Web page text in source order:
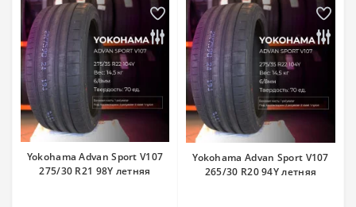
Yokohama Advan Sport V107
275/30 R21 98Y летняя
Yokohama Advan Sport V107
265/30 R20 94Y летняя